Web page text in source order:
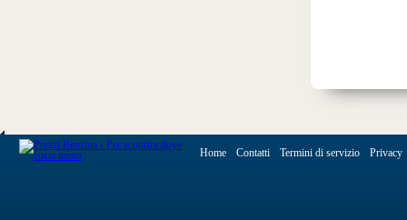
Home Contatti Termini di servizio Privacy